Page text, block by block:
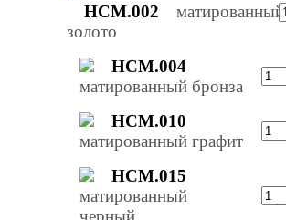
НСМ.002
матированный
золото
НСМ.004
матированный бронза
НСМ.010
матированный графит
НСМ.015
матированный
черный